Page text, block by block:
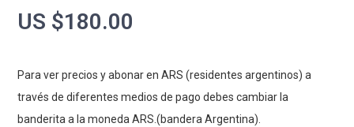
US $180.00
Para ver precios y abonar en ARS (residentes argentinos) a
través de diferentes medios de pago debes cambiar la
banderita a la moneda ARS.(bandera Argentina).